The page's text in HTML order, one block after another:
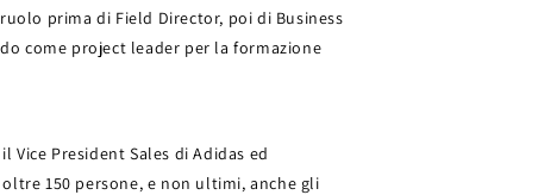
prima di Field Director, poi di Business
come project leader per la formazione
President Sales di Adidas ed
150 persone, e non ultimi, anche gli